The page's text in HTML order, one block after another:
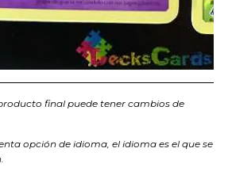
final puede tener cambios de
opción de idioma, el idioma es el que se